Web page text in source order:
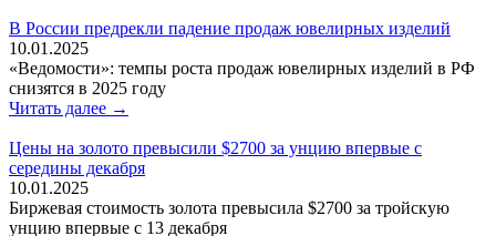
В России предрекли падение продаж ювелирных изделий
10.01.2025
«Ведомости»: темпы роста продаж ювелирных изделий в РФ
снизятся в 2025 году
Читать далее →
Цены на золото превысили $2700 за унцию впервые с
середины декабря
10.01.2025
Биржевая стоимость золота превысила $2700 за тройскую
унцию впервые с 13 декабря